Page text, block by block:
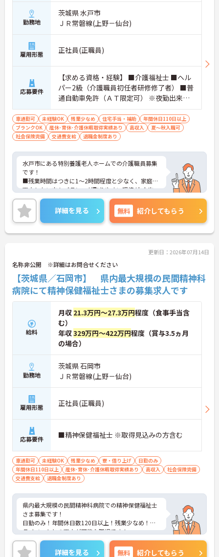
勤務地
茨城県 水戸市
ＪＲ常磐線(上野－仙台)
雇用形態 正社員(正職員)
応募要件
【求める資格・経験】 ■介護福祉士 ■ヘル
パー2級（介護職員初任者研修修了者） ■普
通自動車免許（ＡＴ限定可） ※夜勤出来る
方歓迎します ※介護業務経験者優遇 ※未経
験者可
車通勤可 未経験OK 残業少なめ 住宅手当・補助
年間休日110日以上
ブランクOK
産休･育休･介護休暇取得実績あり 高収入
夏～秋入職可
社会保険完備
交通費支給 退職金制度あり
水戸市にある特別養護老人ホームでの介護職員募集
です！
■残業時間はつきに1～2時間程度と少なく、家庭と
両立したい方もバランスが取りやすい環境がござい
ます。
■会話ボランティア・散歩付き添いなどボランティ
アの方も多く活躍し、様々な交流・幅広い知識を得
ることができます。
■ユニット型のため利用者様に寄り添った介護をす
■ご興味ある方には、面接対策ポイントなど、さら
に詳細をお話しいたしますのでお気軽にご相談くだ
さい。
詳細を見る 無料 紹介してもらう
更新日：2026年07月14日
名称非公開 ※詳細はお問合せください
【茨城県／石岡市】 県内最大規模の民間精神科
病院にて精神保健福祉士さまの募集求人です
給料
月収 21.3万円～27.3万円程度（食事手当含
む）
年収329万円～422万円程度（賞与3.5ヵ月
の場合）
勤務地
茨城県 石岡市
ＪＲ常磐線(上野－仙台)
雇用形態 正社員(正職員)
応募要件 ■精神保健福祉士 ※取得見込みの方含む
車通勤可 未経験OK 残業少なめ 寮・借り上げ
日勤のみ
年間休日110日以上
産休･育休･介護休暇取得実績あり 高収入
社会保険完備
交通費支給
退職金制度あり
県内最大規模の民間精神科病院での精神保健福祉士
さま募集です！
日勤のみ！年間休日数120日以上！残業少なめ！プ
ライベートとの両立が可能な職場です！
さらに託児所や単身用住宅も完備でライフステージ
に合わせ生活を支える福利厚生も充実です！
詳細を見る 無料 紹介してもらう